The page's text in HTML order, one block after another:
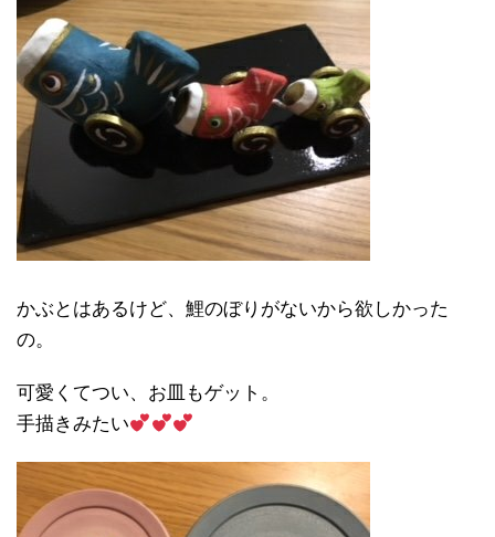
かぶとはあるけど、鯉のぼりがないから欲しかった
の。
可愛くてつい、お皿もゲット。
手描きみたい